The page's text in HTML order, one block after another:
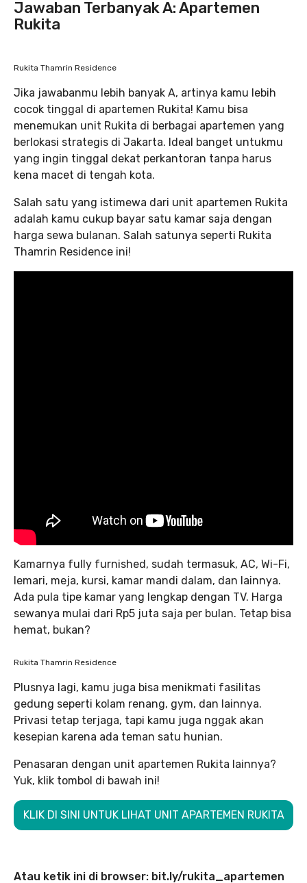
Jawaban Terbanyak A: Apartemen
Rukita
Rukita Thamrin Residence
Jika jawabanmu lebih banyak A, artinya kamu lebih
cocok tinggal di apartemen Rukita! Kamu bisa
menemukan unit Rukita di berbagai apartemen yang
berlokasi strategis di Jakarta. Ideal banget untukmu
yang ingin tinggal dekat perkantoran tanpa harus
kena macet di tengah kota.
Salah satu yang istimewa dari unit apartemen Rukita
adalah kamu cukup bayar satu kamar saja dengan
harga sewa bulanan. Salah satunya seperti Rukita
Thamrin Residence ini!
Kamarnya fully furnished, sudah termasuk, AC, Wi-Fi,
lemari, meja, kursi, kamar mandi dalam, dan lainnya.
Ada pula tipe kamar yang lengkap dengan TV. Harga
sewanya mulai dari Rp5 juta saja per bulan. Tetap bisa
hemat, bukan?
Rukita Thamrin Residence
Plusnya lagi, kamu juga bisa menikmati fasilitas
gedung seperti kolam renang, gym, dan lainnya.
Privasi tetap terjaga, tapi kamu juga nggak akan
kesepian karena ada teman satu hunian.
Penasaran dengan unit apartemen Rukita lainnya?
Yuk, klik tombol di bawah ini!
KLIK DI SINI UNTUK LIHAT UNIT APARTEMEN RUKITA
Atau ketik ini di browser: bit.ly/rukita_apartemen